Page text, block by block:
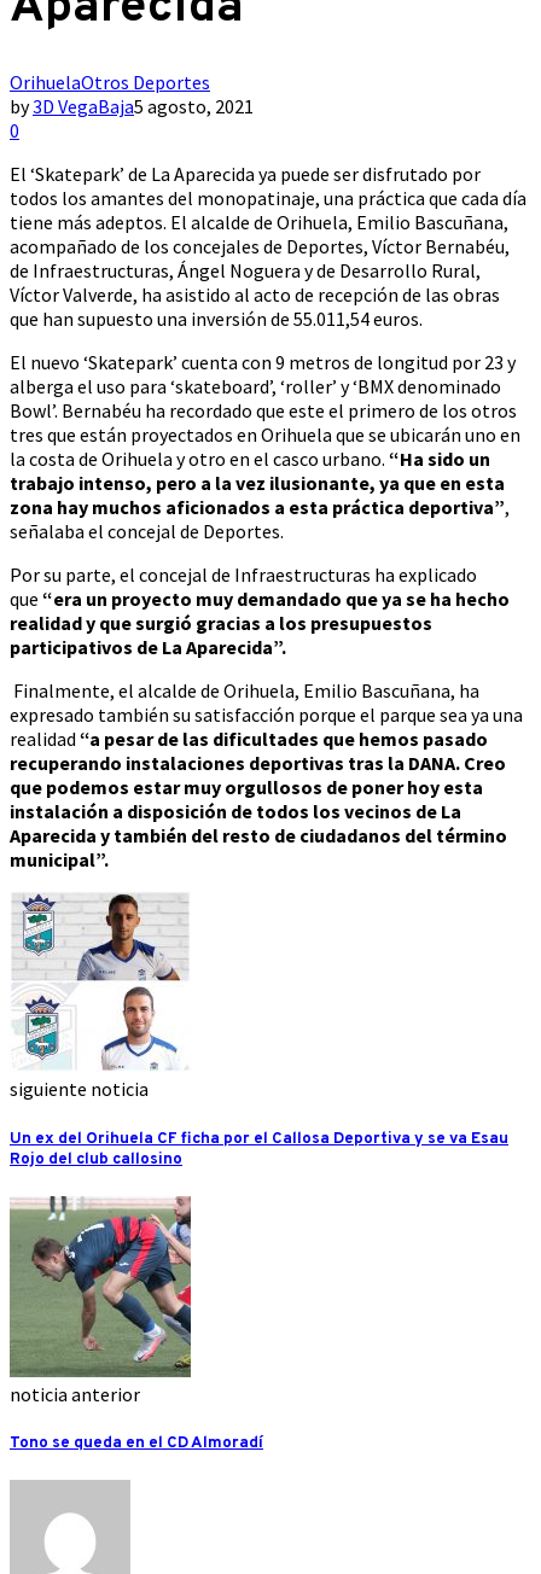
OrihuelaOtros Deportes
by3D VegaBaja5 agosto, 2021
0
El ‘Skatepark’ de La Aparecida ya puede ser disfrutado por
todos los amantes del monopatinaje, una práctica que cada día
tiene más adeptos. El alcalde de Orihuela, Emilio Bascuñana,
acompañado de los concejales de Deportes, Víctor Bernabéu,
de Infraestructuras, Ángel Noguera y de Desarrollo Rural,
Víctor Valverde, ha asistido al acto de recepción de las obras
que han supuesto una inversión de 55.011,54 euros.
El nuevo ‘Skatepark’ cuenta con 9 metros de longitud por 23 y
alberga el uso para ‘skateboard’, ‘roller’ y ‘BMX denominado
Bowl’. Bernabéu ha recordado que este el primero de los otros
tres que están proyectados en Orihuela que se ubicarán uno en
la costa de Orihuela y otro en el casco urbano. “Ha sido un
trabajo intenso, pero a la vez ilusionante, ya que en esta
zona hay muchos aficionados a esta práctica deportiva”,
señalaba el concejal de Deportes.
Por su parte, el concejal de Infraestructuras ha explicado
que “era un proyecto muy demandado que ya se ha hecho
realidad y que surgió gracias a los presupuestos
participativos de La Aparecida”.
Finalmente, el alcalde de Orihuela, Emilio Bascuñana, ha
expresado también su satisfacción porque el parque sea ya una
realidad “a pesar de las dificultades que hemos pasado
recuperando instalaciones deportivas tras la DANA. Creo
que podemos estar muy orgullosos de poner hoy esta
instalación a disposición de todos los vecinos de La
Aparecida y también del resto de ciudadanos del término
municipal”.
siguiente noticia
Un ex del Orihuela CF ficha por el Callosa Deportiva y se va Esau
Rojo del club callosino
noticia anterior
Tono se queda en el CD Almoradí